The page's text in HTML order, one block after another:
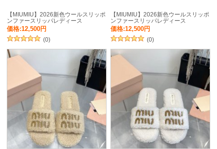
【MIUMIU】2026新色ウールスリッポ
ンファースリッパレディース
価格:12,500円
(0)
【MIUMIU】2026新色ウールスリッポ
ンファースリッパレディース
価格:12,500円
(0)